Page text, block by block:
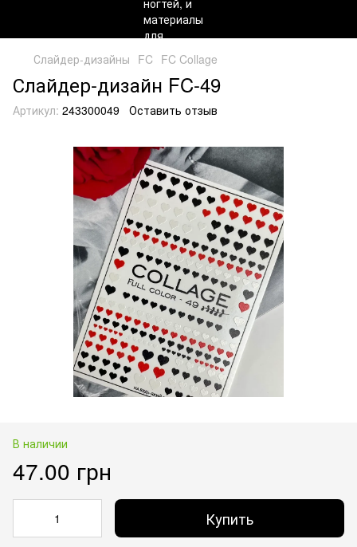
Слайдер-дизайны FC FC Collage
Слайдер-дизайн FC-49
Артикул: 243300049 Оставить отзыв
В наличии
47.00 грн
Купить